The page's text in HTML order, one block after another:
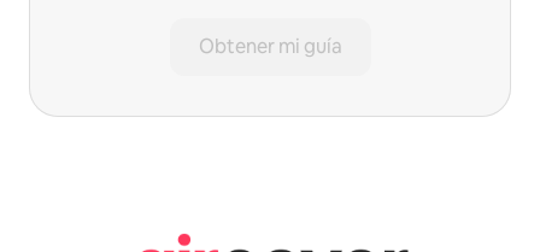
Obtener mi guía